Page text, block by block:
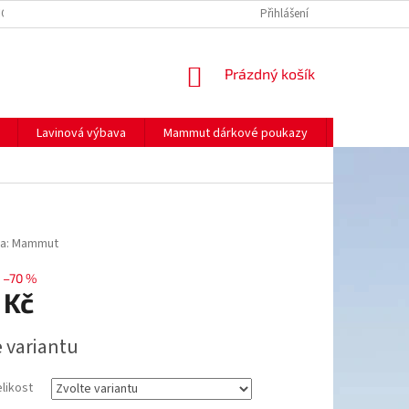
Přihlášení
NÁKUPNÍ
Prázdný košík
Lavinová výbava Mammut dárkové poukazy
Mammut
–70 %
variantu